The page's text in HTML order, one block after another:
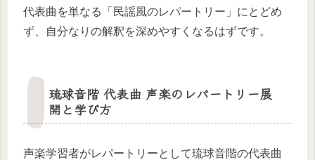
代表曲を単なる「民謡風のレパートリー」にとどめ
ず、自分なりの解釈を深めやすくなるはずです。
琉球音階 代表曲 声楽のレパートリー展
開と学び方
声楽学習者がレパートリーとして琉球音階の代表曲